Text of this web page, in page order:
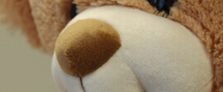
Praktische informatie
Voor cliënten